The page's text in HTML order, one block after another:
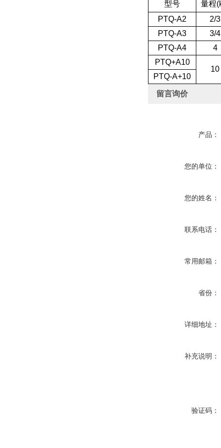
型号
量程
PTQ-A2
2/3
PTQ-A3
3/4
PTQ-A4
4
PTQ+A10
10
PTQ-A+10
留言询价
产品：
您的单位：
您的姓名：
联系电话：
常用邮箱：
省份：
详细地址：
补充说明：
验证码：